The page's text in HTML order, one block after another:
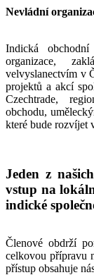
Nevládní
Indická
organizace,
velvyslanectvím v
projektů a akcí
Czechtrade,
obchodu,
které bude rozvíjet
Jeden z
vstup na
indické
Členové obdrží
celkovou přípravu
přístup obsahuje